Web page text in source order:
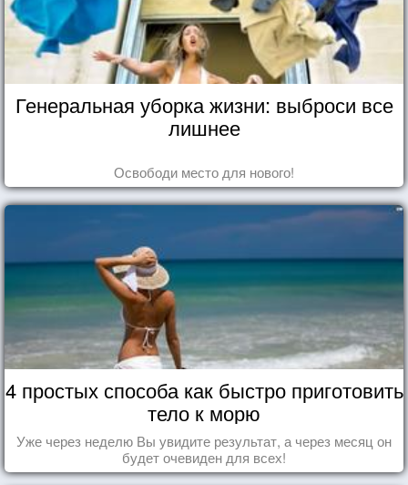
Генеральная уборка жизни: выброси все
лишнее
Освободи место для нового!
4 простых способа как быстро приготовить
тело к морю
Уже через неделю Вы увидите результат, а через месяц он
будет очевиден для всех!